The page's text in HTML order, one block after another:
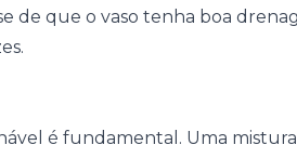
de que o vaso tenha boa
é fundamental. Uma